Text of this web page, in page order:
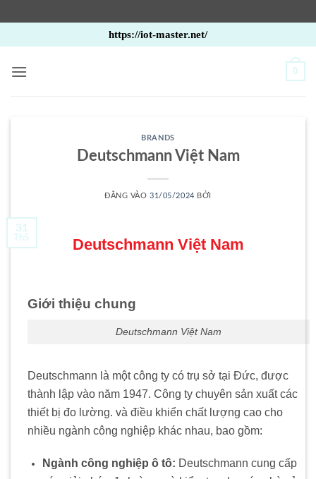
qua
nội
https://iot-master.net/
0
BRANDS
Deutschmann Việt Nam
ĐĂNG VÀO31/05/2024 BỞI
31
Th5 Deutschmann Việt Nam
Giới thiệu chung
Deutschmann Việt Nam
Deutschmann là một công ty có trụ sở tại Đức, được
thành lập vào năm 1947. Công ty chuyên sản xuất các
thiết bị đo lường. và điều khiển chất lượng cao cho
nhiều ngành công nghiệp khác nhau, bao gồm:
Ngành công nghiệp ô tô: Deutschmann cung cấp